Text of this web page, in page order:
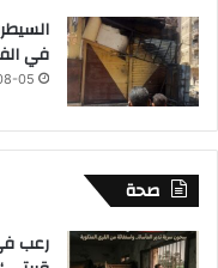
في
05
صحة
رعب